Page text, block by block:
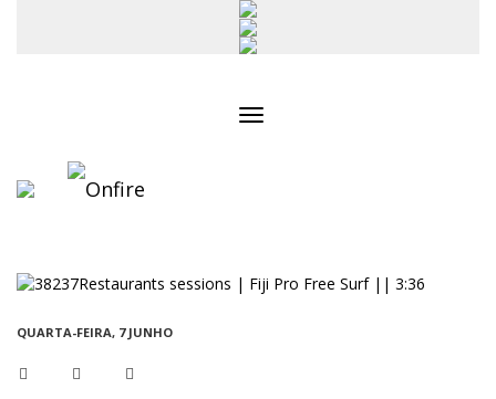
QUARTA-FEIRA, 7 JUNHO